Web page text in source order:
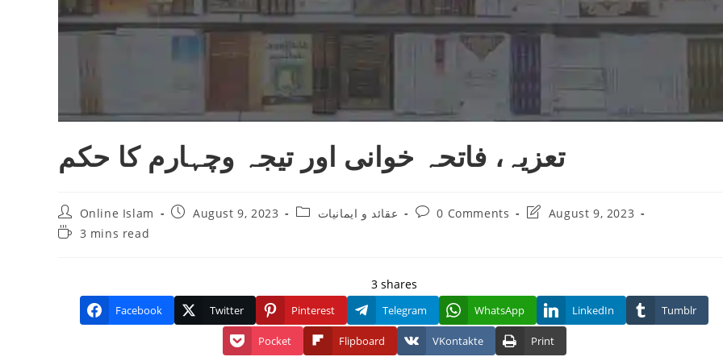
تعزیہ، فاتحہ خوانی اور تیجہ وچہارم کا حکم
Post
author:
Online Islam
PostAugust 9, 2023
Postعقائد و ایمانیات
Post0 Comments
PostAugust 9, 2023
Reading3 mins read
3 shares
Facebook Twitter Pinterest Telegram WhatsApp LinkedIn Tumblr
Pocket Flipboard VKontakte Print